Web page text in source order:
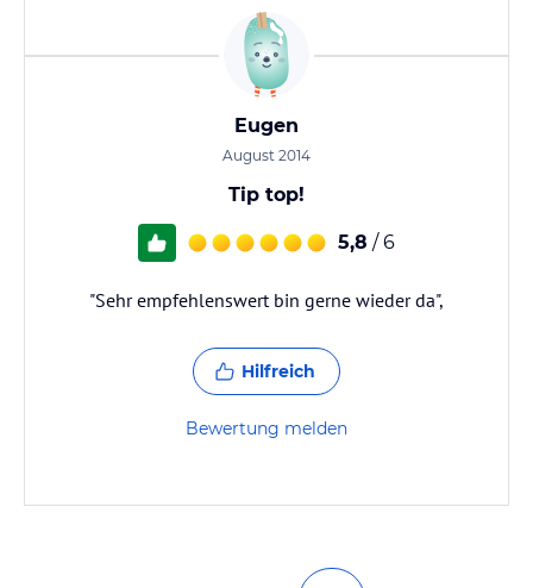
Eugen
August 2014
Tip top!
5,8 / 6
"Sehr empfehlenswert bin gerne wieder da",
Hilfreich
Bewertung melden